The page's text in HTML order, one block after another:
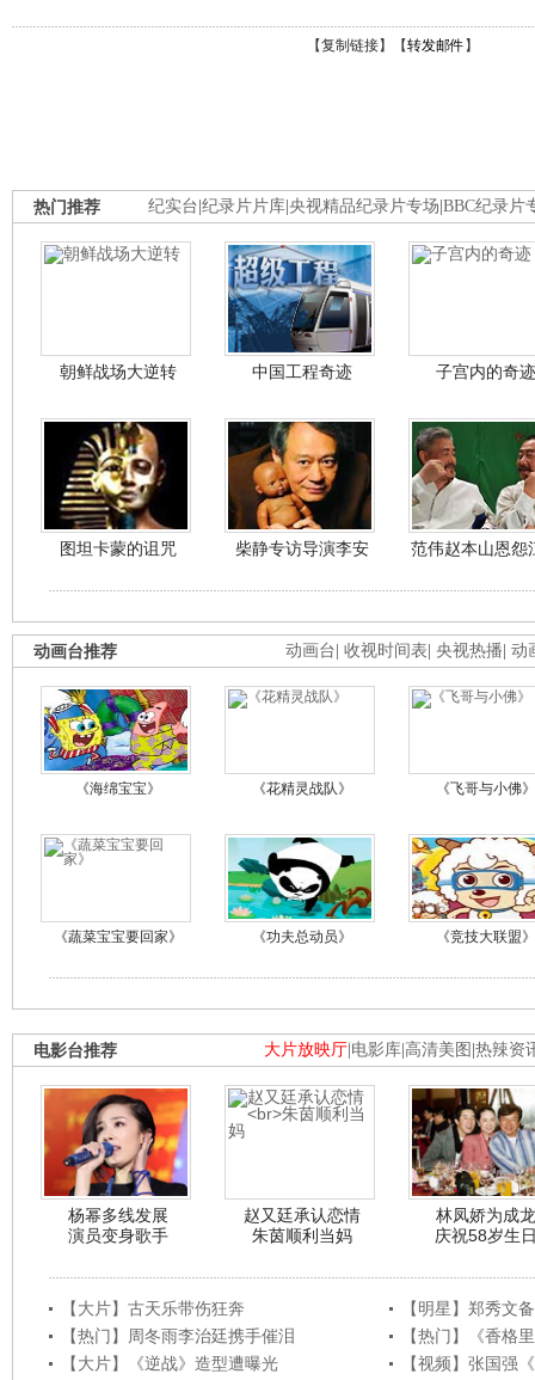
【复制链接】【转发邮件 】
纪实台 纪录片片库 央视精品纪录片专场 BBC纪录片
热门推荐
朝鲜战场大逆转 中国工程奇迹 子宫内的奇迹
图坦卡蒙的诅咒 柴静专访导演李安 范伟赵本山恩怨
动画台 收视时间表 央视热播 动
动画台推荐
《海绵宝宝》 《花精灵战队》 《飞哥与小佛》
《蔬菜宝宝要回家》 《功夫总动员》 《竞技大联盟》
大片放映厅 电影库 高清美图 热辣资
电影台推荐
杨幂多线发展
演员变身歌手
赵又廷承认恋情
朱茵顺利当妈
林凤娇为成龙
庆祝58岁生
【大片】古天乐带伤狂奔
【明星】郑秀文
【热门】周冬雨李治廷携手催泪
【热门】《香格
【大片】《逆战》造型遭曝光
【视频】张国强